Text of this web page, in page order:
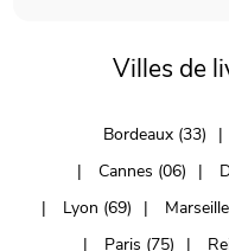
Villes de
Bordeaux (33)
Cannes (06)
Lyon (69)
Paris (75)